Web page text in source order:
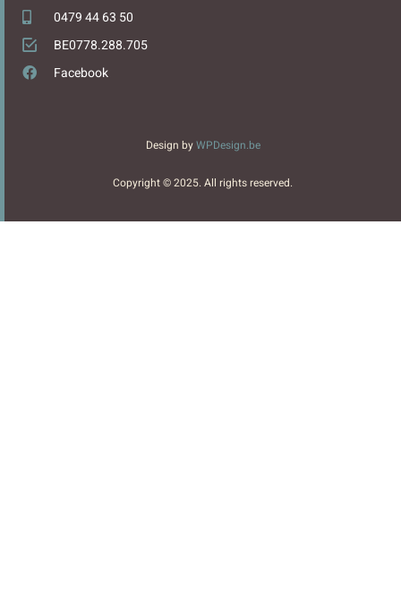
0479 44 63 50
BE0778.288.705
Facebook
Design byWPDesign.be
Copyright © 2025. All rights reserved.